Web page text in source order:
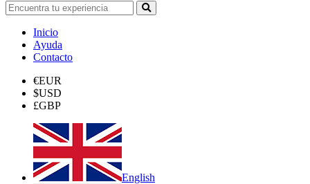
Inicio
Ayuda
Contacto
€EUR
$USD
£GBP
English